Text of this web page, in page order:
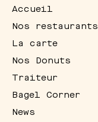
Accueil
Nos restaurants
La carte
Nos Donuts
Traiteur
Bagel Corner
News